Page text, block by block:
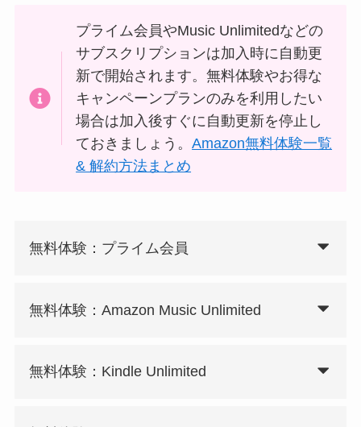
プライム会員やMusic Unlimitedなどの
サブスクリプションは加入時に自動更
新で開始されます。無料体験やお得な
キャンペーンプランのみを利用したい
場合は加入後すぐに自動更新を停止し
ておきましょう。Amazon無料体験一覧
& 解約方法まとめ
無料体験：プライム会員
無料体験：Amazon Music Unlimited
無料体験：Kindle Unlimited